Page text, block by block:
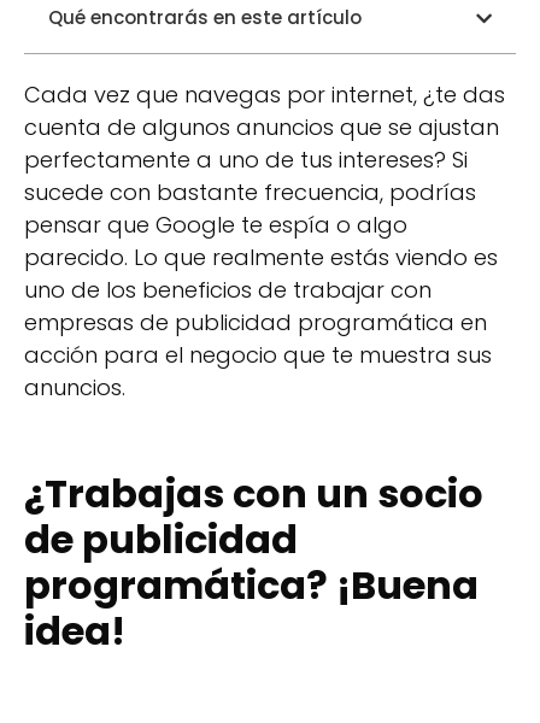
Qué encontrarás en este artículo
Cada vez que navegas por internet, ¿te das
cuenta de algunos anuncios que se ajustan
perfectamente a uno de tus intereses? Si
sucede con bastante frecuencia, podrías
pensar que Google te espía o algo
parecido. Lo que realmente estás viendo es
uno de los beneficios de trabajar con
empresas de publicidad programática en
acción para el negocio que te muestra sus
anuncios.
¿Trabajas con un socio
de publicidad
programática? ¡Buena
idea!